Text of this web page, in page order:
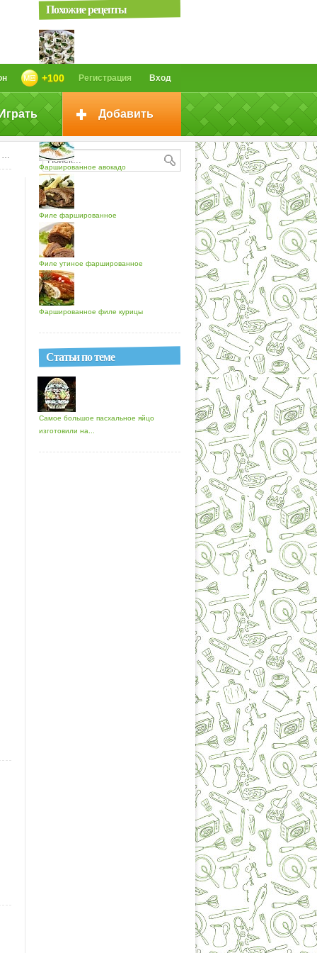
Вход
Регистрация
+100
Добавить
Похожие рецепты
Авокадо фаршированное
Фаршированное авокадо
Филе фаршированное
Филе утиное фаршированное
Фаршированное филе курицы
Статьи по теме
Самое большое пасхальное яйцо
изготовили на...